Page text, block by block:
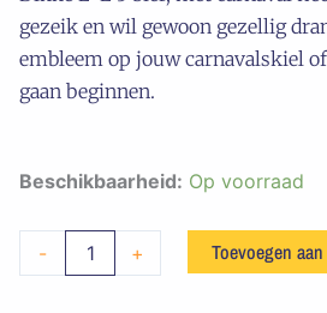
gezeik en wil gewoon gezellig
embleem op jouw carnavalskiel
gaan beginnen.
Beschikbaarheid: Op voorraad
-
Embleem
3
+ Toevoegen